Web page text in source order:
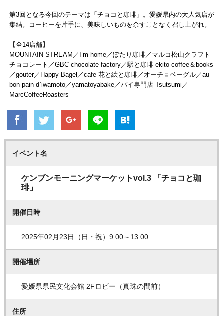
第3回となる今回のテーマは「チョコと珈琲」。愛媛県内の大人気店が
集結。コーヒーを片手に、美味しいものを余すことなく召し上がれ。
【全14店舗】
MOUNTAIN STREAM／I’m home／ぽたり珈琲／マルコ松山クラフト
チョコレート／GBC chocolate factory／駅と珈琲 ekito coffee＆books
／gouter／Happy Bagel／cafe 花と絵と珈琲／オーチョベーグル／au
bon pain d`iwamoto／yamatoyabake／パイ専門店 Tsutsumi／
MarcCoffeeRoasters
イベント名
ケンブンモーニングマーケットvol.3 「チョコと珈
琲」
開催日時
2025年02月23日（日・祝）9:00～13:00
開催場所
愛媛県県民文化会館 2Fロビー（真珠の間前）
住所